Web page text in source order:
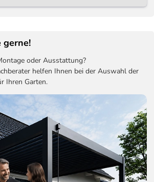
gerne!
oder Ausstattung?
helfen Ihnen bei der Auswahl der
Ihren Garten.